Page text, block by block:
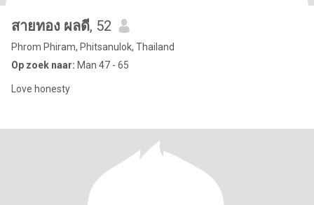
สายทอง ผลดี, 52
Phrom Phiram, Phitsanulok, Thailand
Op zoek naar: Man 47 - 65
Love honesty